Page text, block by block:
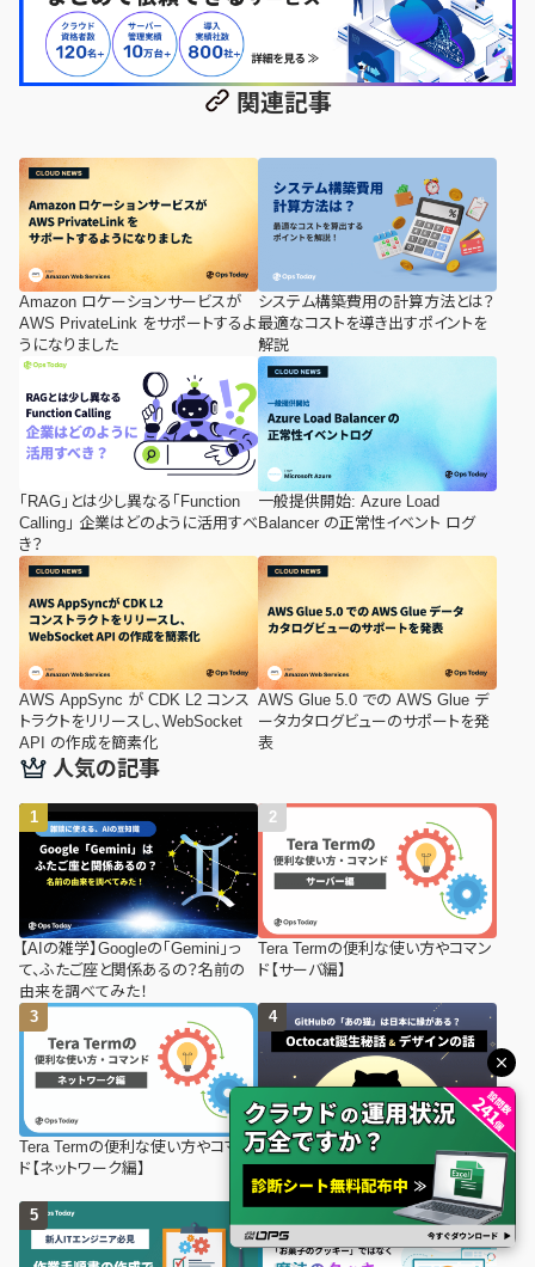
関連記事
Amazon ロケーションサービスが
AWS PrivateLink をサポートするよ
うになりました
システム構築費用の計算方法とは？
最適なコストを導き出すポイントを
解説
「RAG」とは少し異なる「Function
Calling」 企業はどのように活用すべ
き？
一般提供開始: Azure Load
Balancer の正常性イベント ログ
AWS AppSync が CDK L2 コンス
トラクトをリリースし、WebSocket
API の作成を簡素化
AWS Glue 5.0 での AWS Glue デ
ータカタログビューのサポートを発
表
人気の記事
【AIの雑学】Googleの「Gemini」っ
て、ふたご座と関係あるの？名前の
由来を調べてみた！
Tera Termの便利な使い方やコマン
ド【サーバ編】
Tera Termの便利な使い方やコマン
ド【ネットワーク編】
GitHubの「あの猫」は日本に縁があ
る？Octocat誕生秘話と、デザインの
話